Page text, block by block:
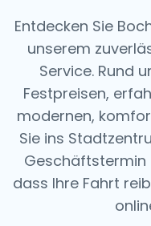
Entdecken Sie
unserem
Service. Rund
Festpreisen,
modernen,
Sie ins
Geschäftstermin
dass Ihre Fahrt